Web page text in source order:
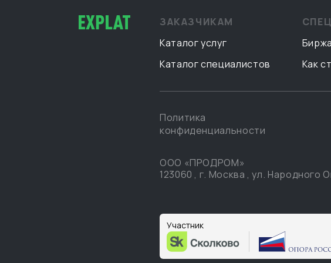
ЗАКАЗЧИКАМ
Каталог услуг
Каталог специалистов
Как
Политика
конфиденциальности
ООО «ПРОДРОМ»
123060 , г. Москва ,ул. Народного
Участник